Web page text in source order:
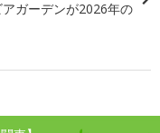
ガーデンが2026年の